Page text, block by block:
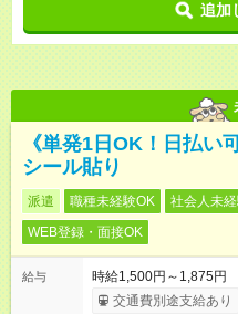
追加
《単発1日OK！日払い
シール貼り
派遣 職種未経験OK 社会人未
WEB登録・面接OK
給与
時給1,500円～1,875円
交通費別途支給あり